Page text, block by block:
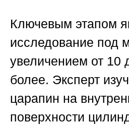
Ключевым этапом
исследование под
увеличением от 10
более. Эксперт
царапин на
поверхности